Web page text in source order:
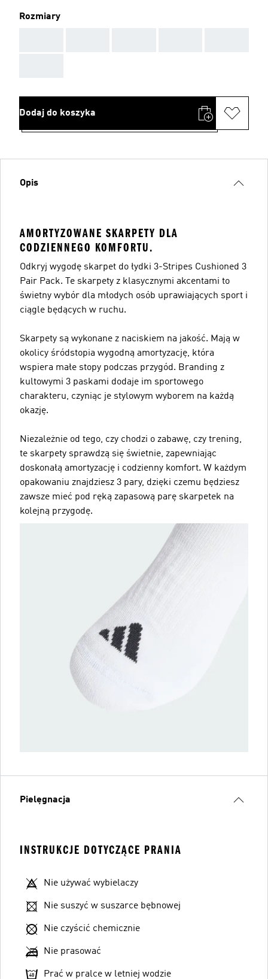
Rozmiary
Dodaj do koszyka
Opis
AMORTYZOWANE SKARPETY DLA
CODZIENNEGO KOMFORTU.
Odkryj wygodę skarpet do łydki 3-Stripes Cushioned 3
Pair Pack. Te skarpety z klasycznymi akcentami to
świetny wybór dla młodych osób uprawiających sport i
ciągle będących w ruchu.
Skarpety są wykonane z naciskiem na jakość. Mają w
okolicy śródstopia wygodną amortyzację, która
wspiera małe stopy podczas przygód. Branding z
kultowymi 3 paskami dodaje im sportowego
charakteru, czyniąc je stylowym wyborem na każdą
okazję.
Niezależnie od tego, czy chodzi o zabawę, czy trening,
te skarpety sprawdzą się świetnie, zapewniając
doskonałą amortyzację i codzienny komfort. W każdym
opakowaniu znajdziesz 3 pary, dzięki czemu będziesz
zawsze mieć pod ręką zapasową parę skarpetek na
kolejną przygodę.
Pielęgnacja
INSTRUKCJE DOTYCZĄCE PRANIA
Nie używać wybielaczy
Nie suszyć w suszarce bębnowej
Nie czyścić chemicznie
Nie prasować
Prać w pralce w letniej wodzie